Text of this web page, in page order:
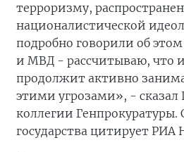
терроризму,
националистической
подробно говорили об
и МВД - рассчитываю, что
продолжит активно
этими угрозами», - сказал
коллегии Генпрокуратуры.
государства цитирует РИА